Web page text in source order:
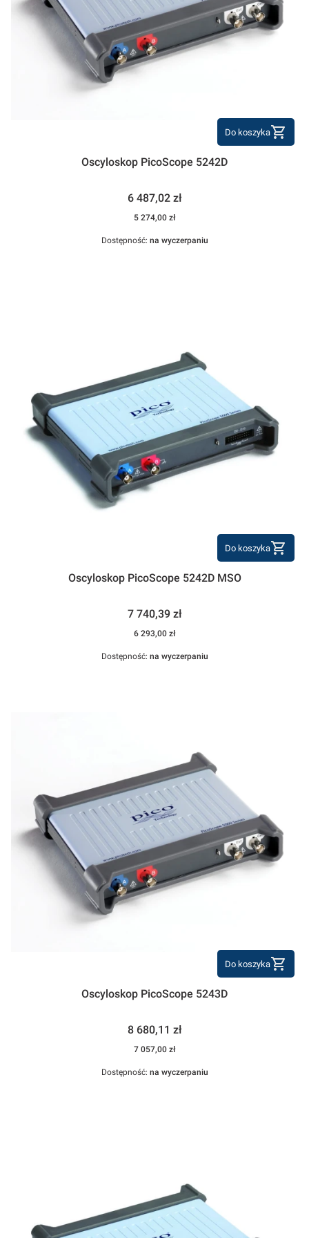
Do koszyka
Oscyloskop PicoScope 5242D
Cena
6 487,02 zł
Cena
5 274,00 zł
Dostępność: na wyczerpaniu
Do koszyka
Oscyloskop PicoScope 5242D MSO
Cena
7 740,39 zł
Cena
6 293,00 zł
Dostępność: na wyczerpaniu
Do koszyka
Oscyloskop PicoScope 5243D
Cena
8 680,11 zł
Cena
7 057,00 zł
Dostępność: na wyczerpaniu